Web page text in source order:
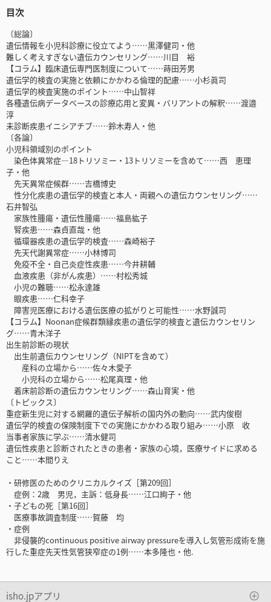
目次
〔総論〕
遺伝情報を小児科診療に役立てよう……黒澤健司・他
難しく考えすぎない遺伝カウンセリング……川目 裕
【コラム】臨床遺伝専門医制度について……蒔田芳男
遺伝学的検査の実施と依頼にかかわる倫理的配慮……小杉眞司
遺伝学的検査実施のポイント……中山智祥
各種遺伝病データベースの診療応用と変異・バリアントの解釈……渡邉
淳
未診断疾患イニシアチブ……鈴木寿人・他
〔各論〕
小児科領域別のポイント
染色体異常症―18トリソミー・13トリソミーを含めて……西 恵理
子・他
先天異常症候群……吉橋博史
性分化疾患の遺伝学的検査と本人・両親への遺伝カウンセリング……
石井智弘
家族性腫瘍・遺伝性腫瘍……福島紘子
腎疾患……森貞直哉・他
循環器疾患の遺伝学的検査……森崎裕子
先天代謝異常症……小林博司
免疫不全・自己炎症性疾患……今井耕輔
血液疾患（非がん疾患）……村松秀城
小児の難聴……松永達雄
眼疾患……仁科幸子
障害児医療における遺伝医療の拡がりと可能性……水野誠司
【コラム】Noonan症候群類縁疾患の遺伝学的検査と遺伝カウンセリン
グ……青木洋子
出生前診断の現状
出生前遺伝カウンセリング（NIPTを含めて）
産科の立場から……佐々木愛子
小児科の立場から……松尾真理・他
着床前診断の遺伝カウンセリング……森山育実・他
〔トピックス〕
重症新生児に対する網羅的遺伝子解析の国内外の動向……武内俊樹
遺伝学的検査の保険制度下での実施にかかわる取り組み……小原 收
当事者家族に学ぶ……清水健司
遺伝性疾患と診断されたときの患者・家族の心境，医療サイドに求める
こと……本間りえ
・研修医のためのクリニカルクイズ［第209回］
症例：2歳 男児，主訴：低身長……江口絢子・他
・子どもの死［第16回］
医療事故調査制度……賀藤 均
・症例
非侵襲的continuous positive airway pressureを導入し気管形成術を施
行した重症先天性気管狭窄症の1例……本多隆也・他.
isho.jpアプリ